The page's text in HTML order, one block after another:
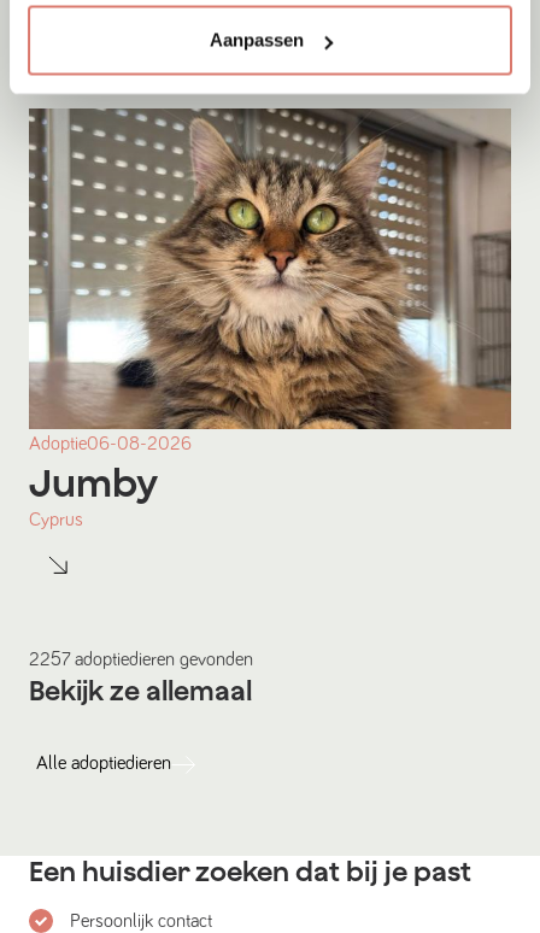
Aanpassen
Cyprus
Adoptie06-08-2026
Jumby
Cyprus
2257 adoptiedieren gevonden
Bekijk ze allemaal
Alle adoptiedieren
Een huisdier zoeken dat bij je past
Persoonlijk contact